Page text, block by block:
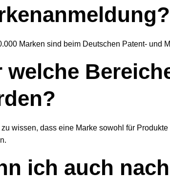
Marken sind beim Deutschen Patent- und
welche
zu wissen, dass eine Marke sowohl für
ich auch